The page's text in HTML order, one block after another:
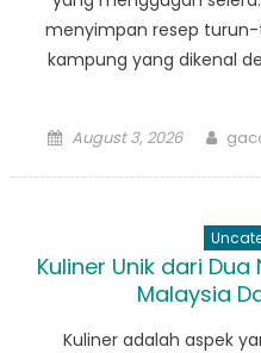
menyimpan resep
kampung yang dikenal
Posted
August 3, 2026
Kuliner Unik dari
Malaysia
Kuliner adalah aspek